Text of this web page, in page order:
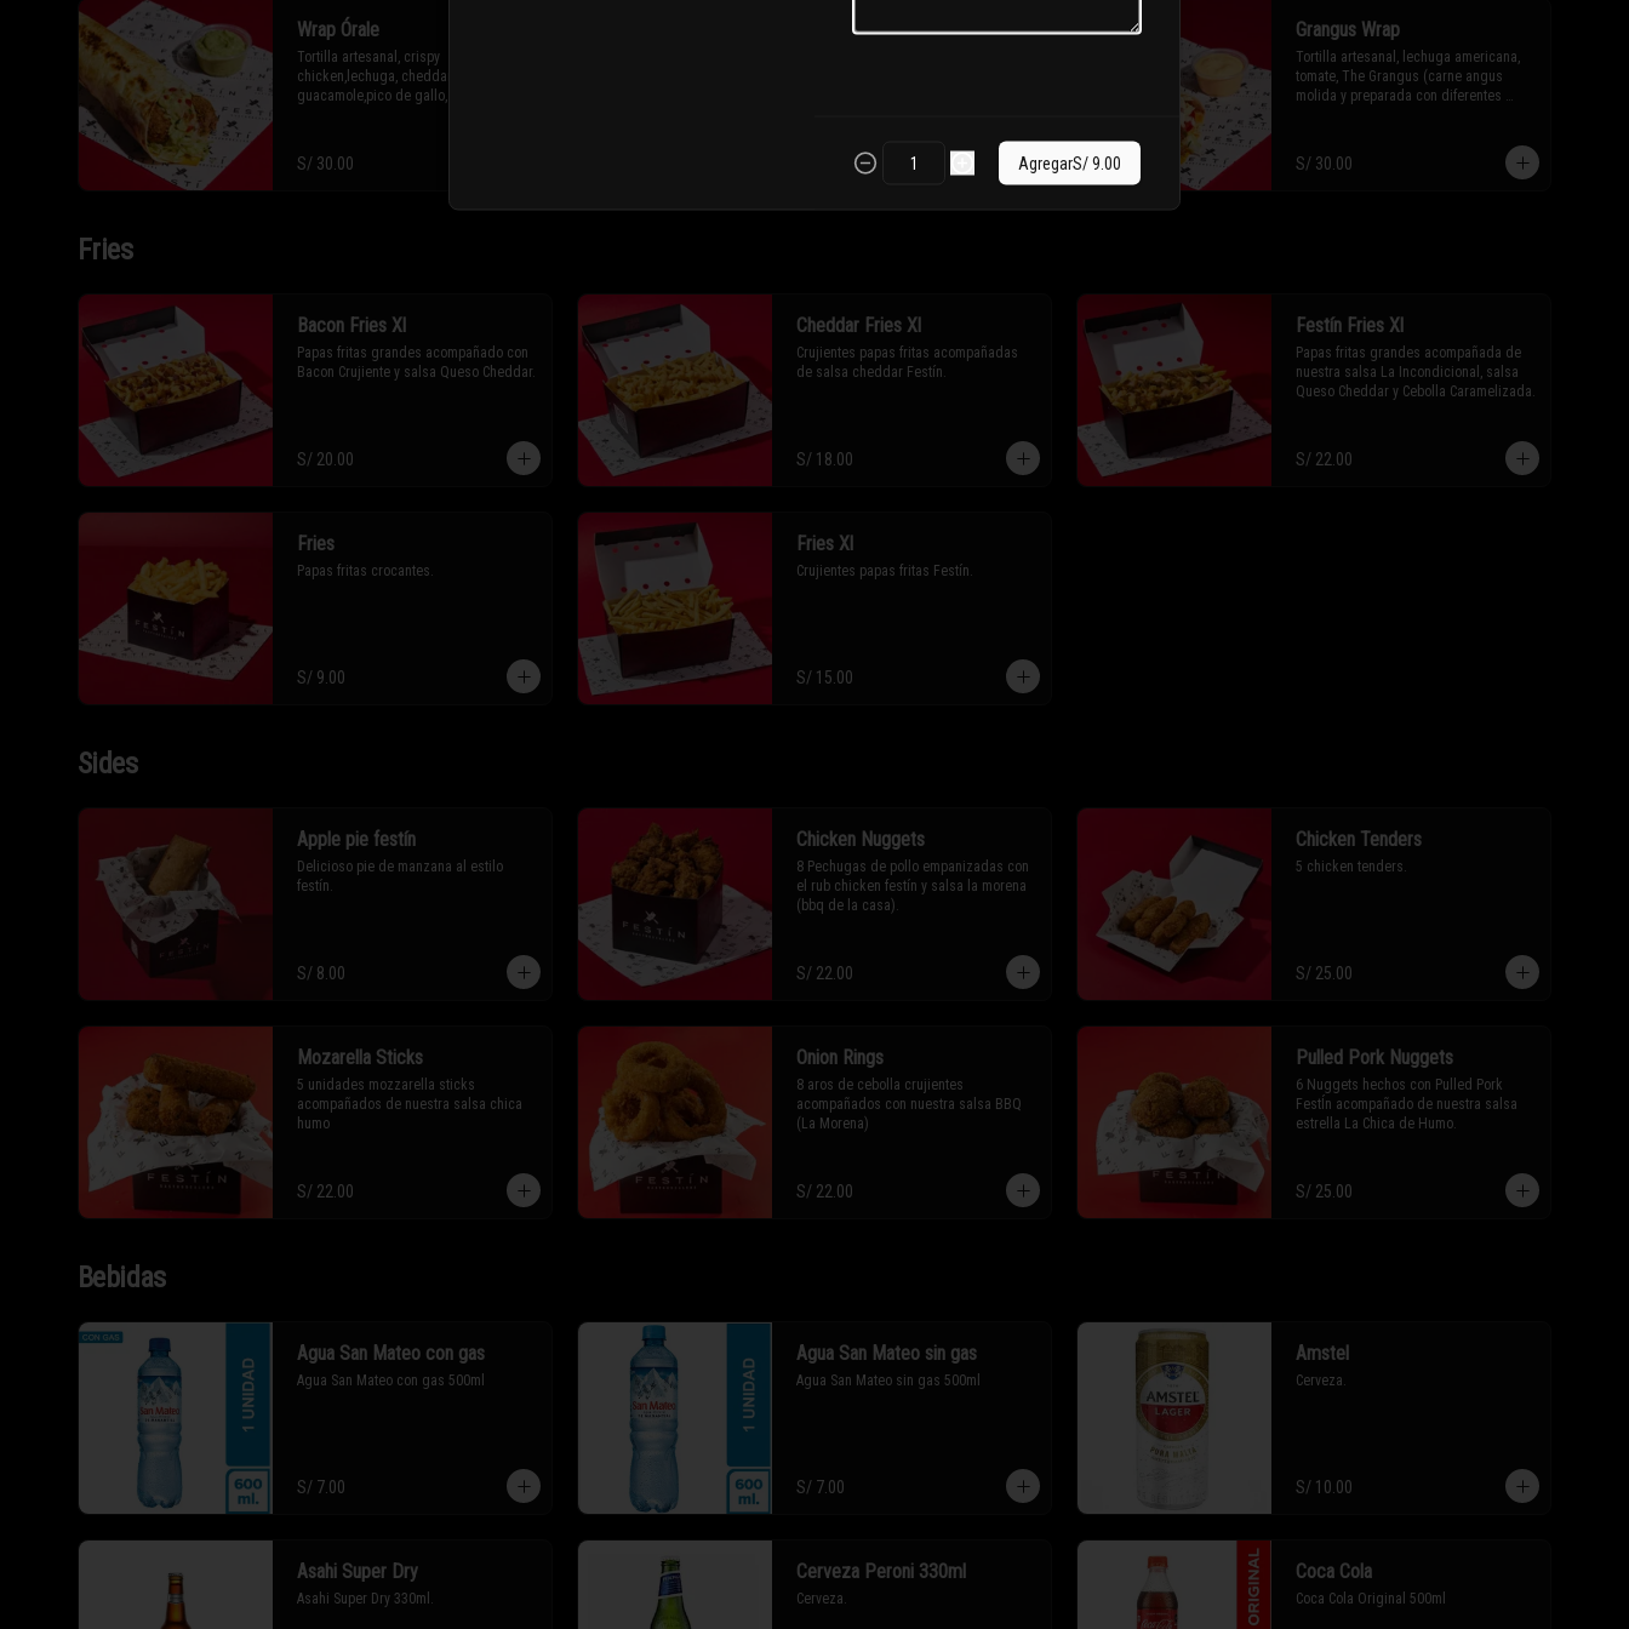
Wrap Órale
Tortilla artesanal, crispy
chicken,lechuga, cheddar,
guacamole,pico de gallo, mayo
S/ 30.00
Wrap Trufado Grangus Wrap
Tortilla artesanal, lechuga americana,
tomate, The Grangus (carne angus
molida y preparada con diferentes
S/ 30.00
Fries
Bacon Fries Xl
Papas fritas grandes acompañado con
Bacon Crujiente y salsa Queso Cheddar.
S/ 20.00
Cheddar Fries Xl
Crujientes papas fritas acompañadas
de salsa cheddar Festín.
S/ 18.00
Festín Fries Xl
Papas fritas grandes acompañada de
nuestra salsa La Incondicional, salsa
Queso Cheddar y Cebolla Caramelizada.
S/ 22.00
Fries
Papas fritas crocantes.
S/ 9.00
Fries Xl
Crujientes papas fritas Festín.
S/ 15.00
Sides
Apple pie festín
Delicioso pie de manzana al estilo
festín.
S/ 8.00
Chicken Nuggets
8 Pechugas de pollo empanizadas con
el rub chicken festín y salsa la morena
(bbq de la casa).
S/ 22.00
Chicken Tenders
5 chicken tenders.
S/ 25.00
Mozarella Sticks
5 unidades mozzarella sticks
acompañados de nuestra salsa chica
humo
S/ 22.00
Onion Rings
8 aros de cebolla crujientes
acompañados con nuestra salsa BBQ
(La Morena)
S/ 22.00
Pulled Pork Nuggets
6 Nuggets hechos con Pulled Pork
FestÍn acompañado de nuestra salsa
estrella La Chica de Humo.
S/ 25.00
Bebidas
Agua San Mateo con gas
Agua San Mateo con gas 500ml
S/ 7.00
Agua San Mateo sin gas
Agua San Mateo sin gas 500ml
S/ 7.00
Amstel
Cerveza.
S/ 10.00
Asahi Super Dry
Asahi Super Dry 330ml.
Cerveza Peroni 330ml
Cerveza.
Coca Cola
Coca Cola Original 500ml
AgregarS/ 9.00